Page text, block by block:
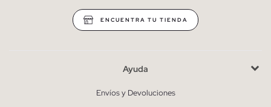
ENCUENTRA TU TIENDA
Ayuda
Envíos y Devoluciones